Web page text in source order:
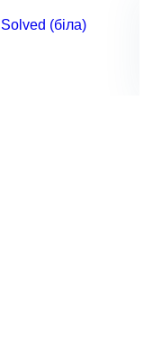
(біла)